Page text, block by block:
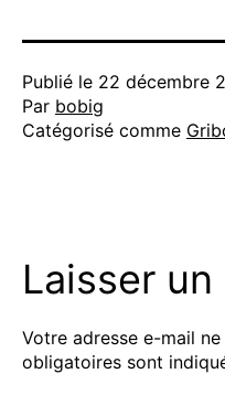
Publié le 22 décembre
Par bobig
Catégorisé comme
Laisser
Votre adresse e-mail
obligatoires sont